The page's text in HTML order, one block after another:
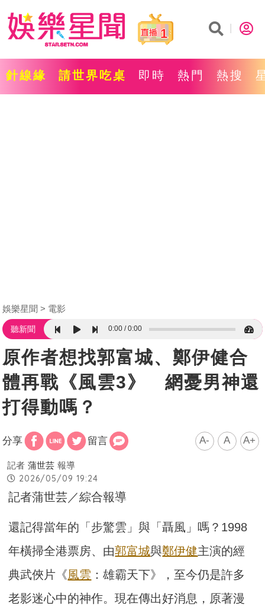
1
針線緣 請世界吃桌 即時 熱門 熱搜
娛樂星聞 電影
聽新聞 0:00 0:00
原作者想找郭富城、鄭伊健合
體再戰《風雲3》 網憂男神還
打得動嗎？
分享 留言 A- A A+
記者 蒲世芸 報導
2026/05/09 19:24
記者蒲世芸／綜合報導
還記得當年的「步驚雲」與「聶風」嗎？1998
年橫掃全港票房、由郭富城與鄭伊健主演的經
典武俠片《風雲 ：雄霸天下》，至今仍是許多
老影迷心中的神作。現在傳出好消息，原著漫